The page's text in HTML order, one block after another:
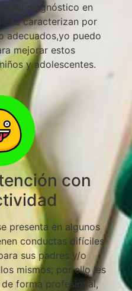
su diagnóstico en
se caracterizan por
adecuados,yo puedo
mejorar estos
y adolescentes.
con
presenta en algunos
conductas difíciles
sus padres y/o
mismos; por ello les
forma profesional,